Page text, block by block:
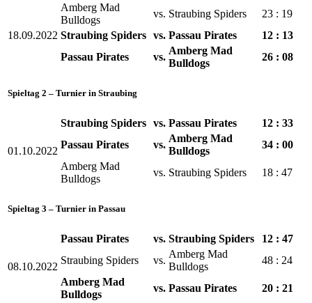
18.09.2022
Amberg Mad
Bulldogs
vs. Straubing Spiders
23 : 19
Straubing Spiders vs. Passau Pirates
12 : 13
Passau Pirates
vs.
Amberg Mad
Bulldogs
26 : 08
Spieltag 2 – Turnier in Straubing
01.10.2022
Straubing Spiders vs. Passau Pirates
12 : 33
Passau Pirates
vs.
Amberg Mad
Bulldogs
34 : 00
Amberg Mad
Bulldogs
vs. Straubing Spiders 18 : 47
Spieltag 3 – Turnier in Passau
08.10.2022
Passau Pirates vs. Straubing Spiders
12 : 47
Straubing Spiders
vs.
Amberg Mad
Bulldogs
48 : 24
Amberg Mad
Bulldogs
vs. Passau Pirates 20 : 21